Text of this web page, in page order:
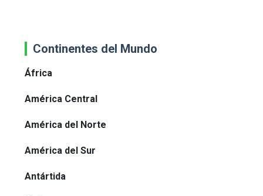
Continentes del Mundo
África
América Central
América del Norte
América del Sur
Antártida